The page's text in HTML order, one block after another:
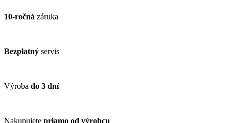
10-ročná záruka
Bezplatný servis
Výroba do 3 dní
Nakupujete priamo od výrobcu